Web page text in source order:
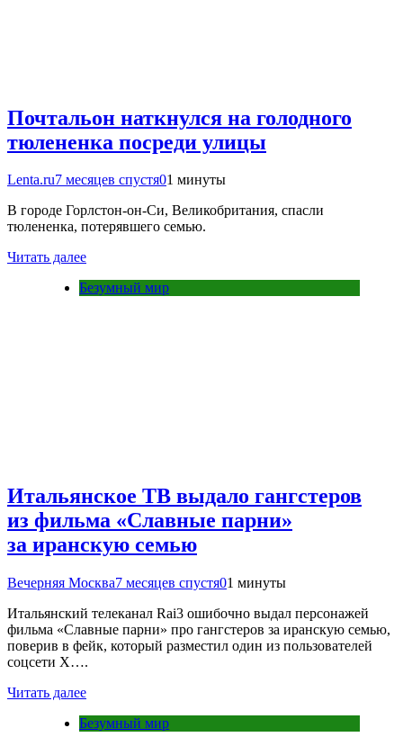
Почтальон наткнулся на голодного
тюлененка посреди улицы
Lenta.ru7 месяцев спустя01 минуты
В городе Горлстон-он-Си, Великобритания, спасли
тюлененка, потерявшего семью.
Читать далее
Безумный мир
Итальянское ТВ выдало гангстеров
из фильма «Славные парни»
за иранскую семью
Вечерняя Москва7 месяцев спустя01 минуты
Итальянский телеканал Rai3 ошибочно выдал персонажей
фильма «Славные парни» про гангстеров за иранскую семью,
поверив в фейк, который разместил один из пользователей
соцсети Х….
Читать далее
Безумный мир